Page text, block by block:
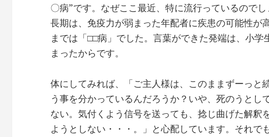
〇病”です。なぜここ最近、特に流行っているので
長期は、免疫力が弱まった年配者に疾患の可能性が
までは「□□病」でした。言葉ができた発端は、小学
まったからです。
体にしてみれば、「ご主人様は、このままずーっと
う事を分かっているんだろうか？いや、死のうとし
ない。気付くよう信号を送っても、捻じ曲げた解釈
ようとしない・・・。」と心配しています。それで